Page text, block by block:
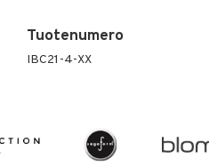
Tuotenumero
IBC21-4-XX